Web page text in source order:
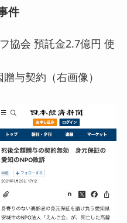
件
協会 預託金2.7億円 使
与契約（右画像）